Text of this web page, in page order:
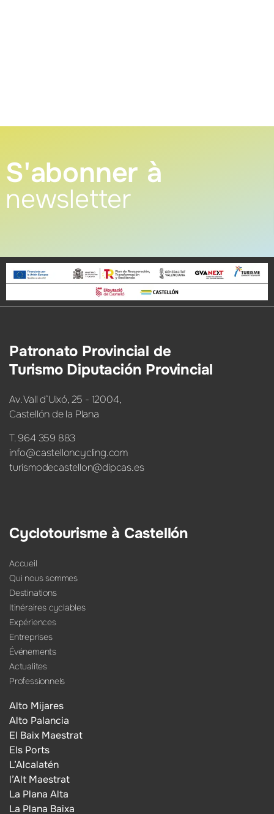
S'abonner à
newsletter
Patronato Provincial de
Turismo Diputación Provincial
Av. Vall d’Uixó, 25 - 12004,
Castellón de la Plana
T. 964 359 883
info@castelloncycling.com
turismodecastellon@dipcas.es
Cyclotourisme à Castellón
Accueil
Qui nous sommes
Destinations
Itinéraires cyclables
Expériences
Entreprises
Événements
Actualites
Professionnels
Alto Mijares
Alto Palancia
El Baix Maestrat
Els Ports
L’Alcalatén
l’Alt Maestrat
La Plana Alta
La Plana Baixa